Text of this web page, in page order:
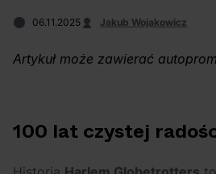
prawdziwym fanem
Chivasa?
06.11.2025 Jakub Wojakowicz
Artykuł może zawierać
100 lat czystej